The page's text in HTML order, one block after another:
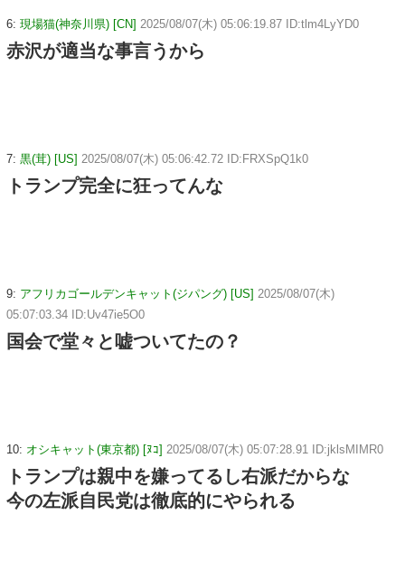
6: 現場猫(神奈川県) [CN] 2025/08/07(木) 05:06:19.87 ID:tlm4LyYD0
赤沢が適当な事言うから
7: 黒(茸) [US] 2025/08/07(木) 05:06:42.72 ID:FRXSpQ1k0
トランプ完全に狂ってんな
9: アフリカゴールデンキャット(ジパング) [US] 2025/08/07(木)
05:07:03.34 ID:Uv47ie5O0
国会で堂々と嘘ついてたの？
10: オシキャット(東京都) [ﾇｺ] 2025/08/07(木) 05:07:28.91 ID:jklsMIMR0
トランプは親中を嫌ってるし右派だからな
今の左派自民党は徹底的にやられる